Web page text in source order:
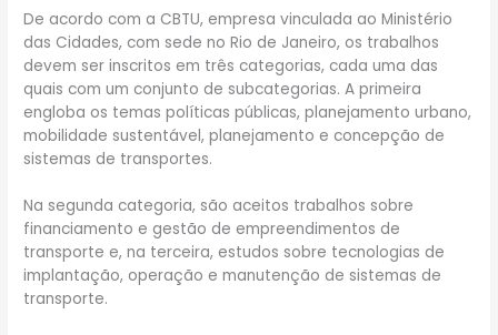
De acordo com a CBTU, empresa vinculada ao Ministério
das Cidades, com sede no Rio de Janeiro, os trabalhos
devem ser inscritos em três categorias, cada uma das
quais com um conjunto de subcategorias. A primeira
engloba os temas políticas públicas, planejamento urbano,
mobilidade sustentável, planejamento e concepção de
sistemas de transportes.
Na segunda categoria, são aceitos trabalhos sobre
financiamento e gestão de empreendimentos de
transporte e, na terceira, estudos sobre tecnologias de
implantação, operação e manutenção de sistemas de
transporte.